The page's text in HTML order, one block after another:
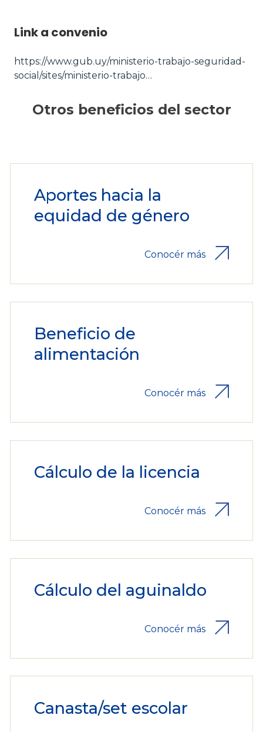
Link a convenio
https://www.gub.uy/ministerio-trabajo-seguridad-
social/sites/ministerio-trabajo…
Otros beneficios del sector
Aportes hacia la
equidad de género
Conocér más
Beneficio de
alimentación
Conocér más
Cálculo de la licencia
Conocér más
Cálculo del aguinaldo
Conocér más
Canasta/set escolar